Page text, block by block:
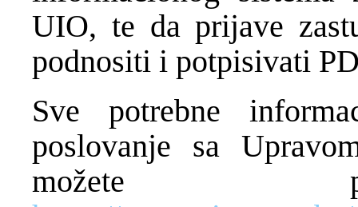
UIO, te da prijave
podnositi i potpisivati
Sve potrebne
poslovanje sa
možete